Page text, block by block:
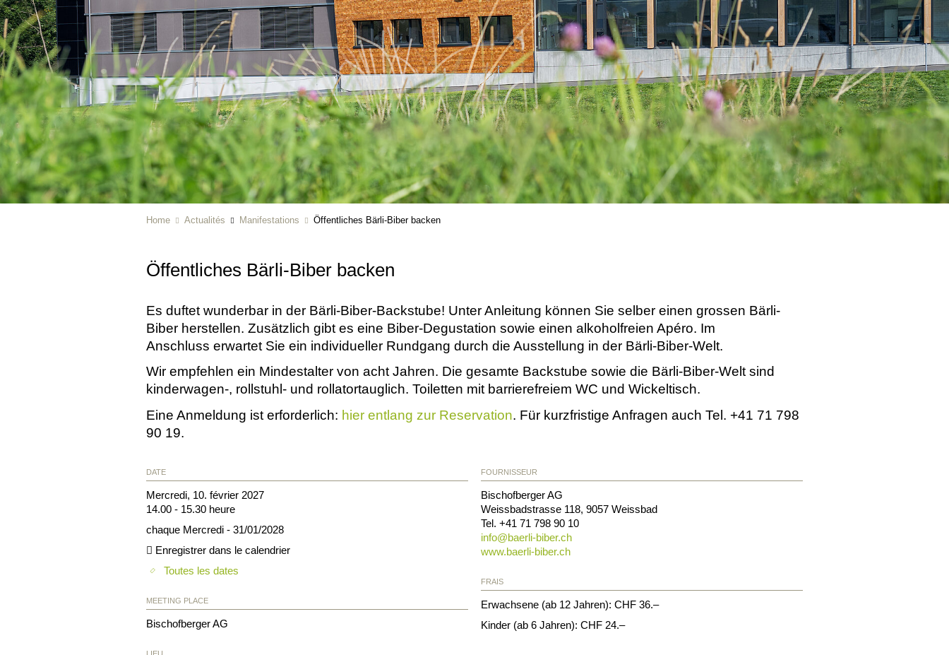
Home Actualités Manifestations Öffentliches Bärli-Biber backen
Öffentliches Bärli-Biber backen
Es duftet wunderbar in der Bärli-Biber-Backstube! Unter Anleitung können Sie selber einen grossen Bärli-
Biber herstellen. Zusätzlich gibt es eine Biber-Degustation sowie einen alkoholfreien Apéro. Im
Anschluss erwartet Sie ein individueller Rundgang durch die Ausstellung in der Bärli-Biber-Welt.
Wir empfehlen ein Mindestalter von acht Jahren. Die gesamte Backstube sowie die Bärli-Biber-Welt sind
kinderwagen-, rollstuhl- und rollatortauglich. Toiletten mit barrierefreiem WC und Wickeltisch.
Eine Anmeldung ist erforderlich: hier entlang zur Reservation. Für kurzfristige Anfragen auch Tel. +41 71 798
90 19.
DATE
Mercredi, 10. février 2027
14.00 - 15.30 heure
chaque Mercredi - 31/01/2028
Enregistrer dans le calendrier
Toutes les dates
MEETING PLACE
Bischofberger AG
FOURNISSEUR
Bischofberger AG
Weissbadstrasse 118,9057 Weissbad
Tel. +41 71 798 90 10
info@baerli-biber.ch
www.baerli-biber.ch
FRAIS
Erwachsene (ab 12 Jahren): CHF 36.–
Kinder (ab 6 Jahren): CHF 24.–